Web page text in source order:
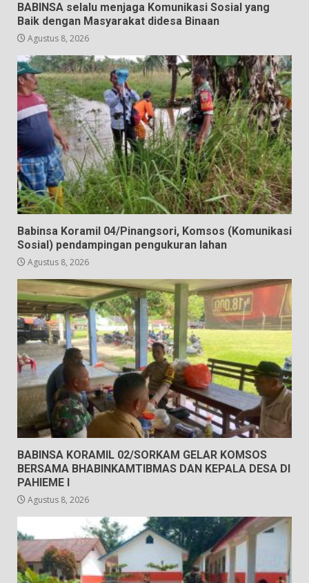
BABINSA selalu menjaga Komunikasi Sosial yang
Baik dengan Masyarakat didesa Binaan
Agustus 8, 2026
Babinsa Koramil 04/Pinangsori, Komsos (Komunikasi
Sosial) pendampingan pengukuran lahan
Agustus 8, 2026
BABINSA KORAMIL 02/SORKAM GELAR KOMSOS
BERSAMA BHABINKAMTIBMAS DAN KEPALA DESA DI
PAHIEME I
Agustus 8, 2026